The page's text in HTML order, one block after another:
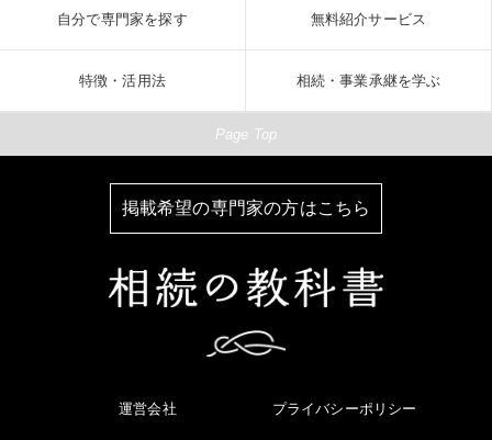
自分で専門家を探す 無料紹介サービス
特徴・活用法 相続・事業承継を学ぶ
Page Top
掲載希望の専門家の方はこちら
運営会社 プライバシーポリシー